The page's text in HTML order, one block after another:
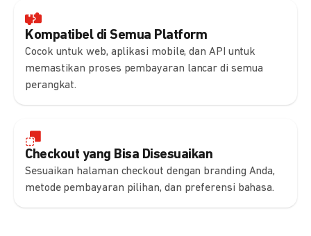
Kompatibel di Semua Platform
Cocok untuk web, aplikasi mobile, dan API untuk
memastikan proses pembayaran lancar di semua
perangkat.
Checkout yang Bisa Disesuaikan
Sesuaikan halaman checkout dengan branding Anda,
metode pembayaran pilihan, dan preferensi bahasa.